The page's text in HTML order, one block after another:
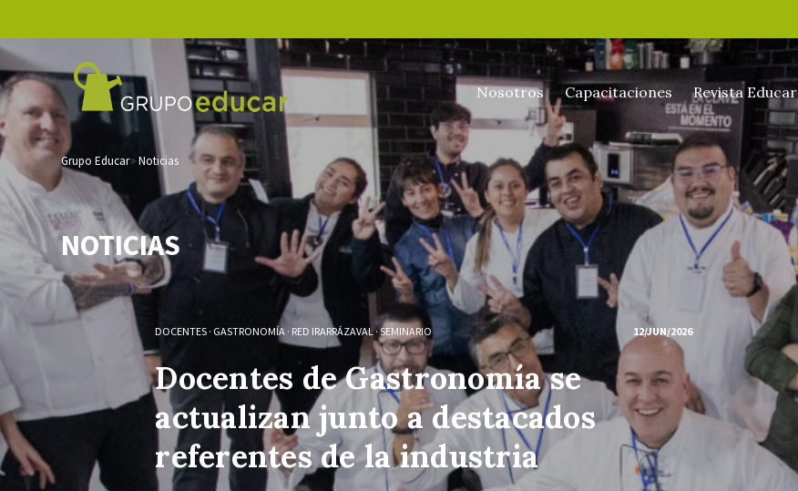
Nosotros Capacitaciones Revista Educar
Grupo Educar Noticias
NOTICIAS
DOCENTES · GASTRONOMÍA ·RED IRARRÁZAVAL·SEMINARIO 12/JUN/2026
Docentes de Gastronomía se
actualizan junto a destacados
referentes de la industria